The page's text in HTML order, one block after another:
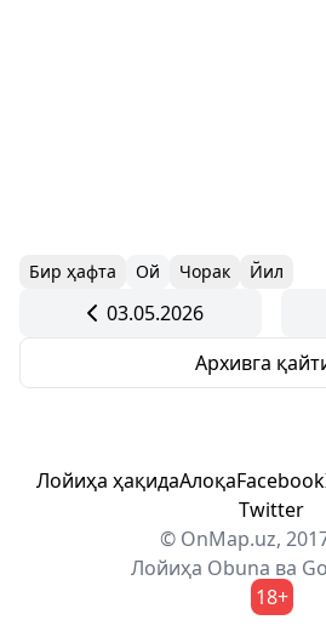
Бир ҳафта Ой Чорак Йил
03.05.2026
Архивга
Лойиҳа ҳақидаАлоқаFacebook
Twitter
© OnMap.uz,
Лойиҳа Obuna ва
18+